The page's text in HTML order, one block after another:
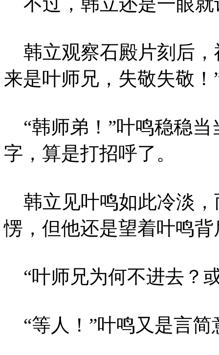
韩立观察石殿片刻后，
来是叶师兄，失敬失敬！
“韩师弟！”叶鸣稳稳当
字，算是打招呼了。
韩立见叶鸣如此冷淡，
愣，但他还是望着叶鸣
“叶师兄为何不进去？
“等人！”叶鸣又是言简